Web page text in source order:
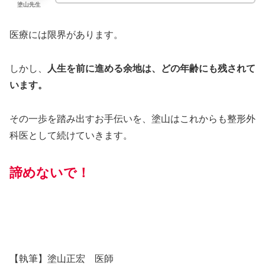
塗山先生
医療には限界があります。
しかし、
人生を前に進める余地は、どの年齢にも残されて
います。
その一歩を踏み出すお手伝いを、塗山はこれからも整形外
科医として続けていきます。
諦めないで！
【執筆】塗山正宏 医師